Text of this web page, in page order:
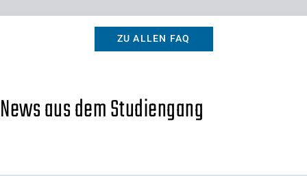
ZU ALLEN FAQ
News aus dem Studiengang